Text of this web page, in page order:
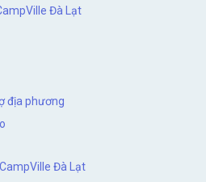
Đà Lạt
địa phương
Đà Lạt